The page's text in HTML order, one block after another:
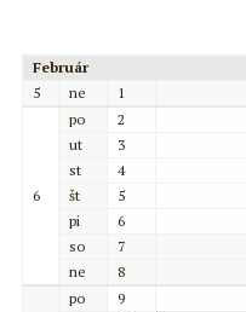
Február
5
ne 1
6
po
2
ut
3
st
4
št
5
pi
6
so
7
ne
8
po
9